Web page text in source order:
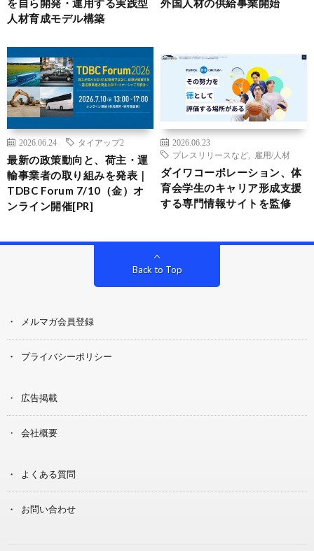
を自ら開発・運用する実践型
人材育成モデル構築
外国人材の供給事業開始
2026.06.24 タイアップ2
最新の政策動向と、荷主・運
輸事業者の取り組みを発表｜
TDBC Forum 7/10（金）オ
ンライン開催[PR]
2026.06.23
プレスリリースなど
雇用/人材
ダイワコーポレーション、体
育会学生のキャリア形成支援
する専門情報サイトを監修
Back to Top
メルマガ会員登録
プライバシーポリシー
広告掲載
会社概要
よくある質問
お問い合わせ